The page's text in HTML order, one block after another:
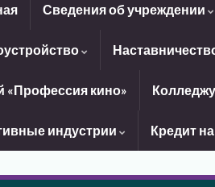
Сведения об учреждении
«Профессия кино»
индустрии Кредит